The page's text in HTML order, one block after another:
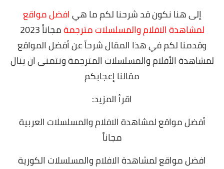
إلى هنا نكون قد شرحنا لكم ما هيافضل مواقع
لمشاهدة الافلام والمسلسلات مترجمة
مجاناً 2023
وقدمنا لكم في هذا المقال شرحاً عن أفضل المواقع
لمشاهدة الأفلام والمسلسلات المترجمة ونتمنى ان ينال
مقالنا إعجابكم
اقرأ المزيد:
أفضل مواقع لمشاهدة الافلام والمسلسلات العربية
مجاناً
افضل مواقع لمشاهدة الافلام والمسلسلات الكورية